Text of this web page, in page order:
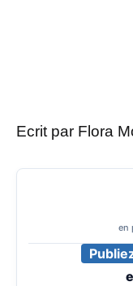
Ecrit par Flora
en